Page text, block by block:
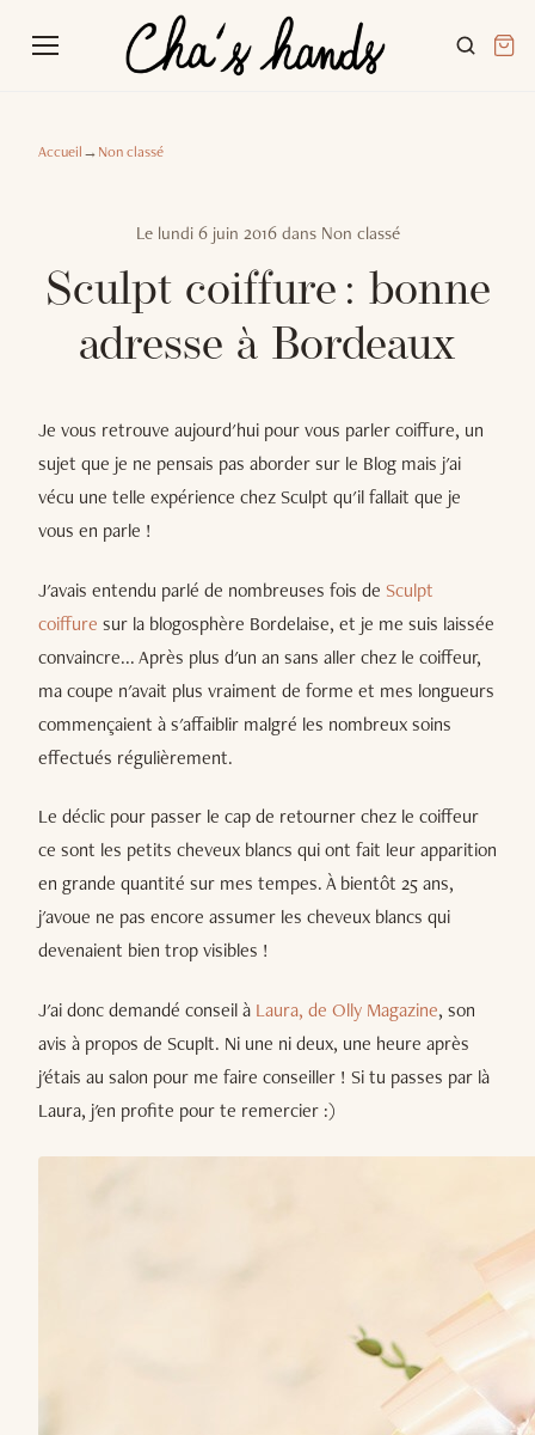
Accueil→Non classé
Le lundi 6 juin 2016dans Non classé
Sculpt coiffure : bonne
adresse à Bordeaux
Je vous retrouve aujourd'hui pour vous parler coiffure, un
sujet que je ne pensais pas aborder sur le Blog mais j'ai
vécu une telle expérience chez Sculpt qu'il fallait que je
vous en parle !
J'avais entendu parlé de nombreuses fois de Sculpt
coiffure sur la blogosphère Bordelaise, et je me suis laissée
convaincre... Après plus d'un an sans aller chez le coiffeur,
ma coupe n'avait plus vraiment de forme et mes longueurs
commençaient à s'affaiblir malgré les nombreux soins
effectués régulièrement.
Le déclic pour passer le cap de retourner chez le coiffeur
ce sont les petits cheveux blancs qui ont fait leur apparition
en grande quantité sur mes tempes. À bientôt 25 ans,
j'avoue ne pas encore assumer les cheveux blancs qui
devenaient bien trop visibles !
J'ai donc demandé conseil à Laura, de Olly Magazine, son
avis à propos de Scuplt. Ni une ni deux, une heure après
j'étais au salon pour me faire conseiller ! Si tu passes par là
Laura, j'en profite pour te remercier :)